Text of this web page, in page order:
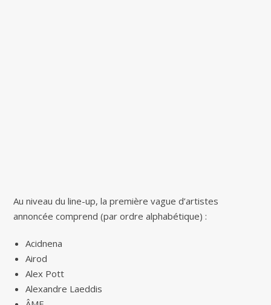
Au niveau du line-up, la première vague d’artistes
annoncée comprend (par ordre alphabétique) :
Acidnena
Airod
Alex Pott
Alexandre Laeddis